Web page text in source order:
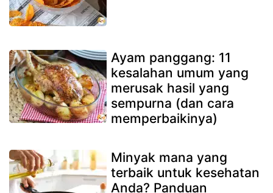
Ayam panggang: 11
kesalahan umum yang
merusak hasil yang
sempurna (dan cara
memperbaikinya)
Minyak mana yang
terbaik untuk kesehatan
Anda? Panduan